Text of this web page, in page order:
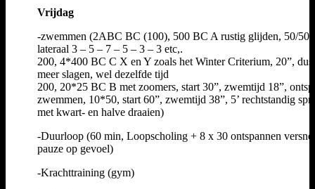
Vrijdag
-zwemmen (2ABC BC (100), 500 BC A rustig glijden, 50/50/
lateraal 3 – 5 – 7 – 5 – 3 – 3 etc,.
200, 4*400 BC C X en Y zoals het Winter Criterium, 20”,
meer slagen, wel dezelfde tijd
200, 20*25 BC B met zoomers, start 30”, zwemtijd 18”,
zwemmen, 10*50, start 60”, zwemtijd 38”, 5’ rechtstandig
met kwart- en halve draaien)
-Duurloop (60 min, Loopscholing + 8 x 30 ontspannen
pauze op gevoel)
-Krachttraining (gym)